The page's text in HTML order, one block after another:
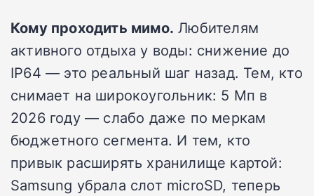
Кому проходить мимо. Любителям
активного отдыха у воды: снижение до
IP64 — это реальный шаг назад. Тем, кто
снимает на широкоугольник: 5 Мп в
2026 году — слабо даже по меркам
бюджетного сегмента. И тем, кто
привык расширять хранилище картой:
Samsung убрала слот microSD, теперь